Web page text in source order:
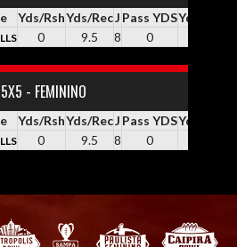
Yds/RshYds/RecJ Pass YDSYds / Pass
0 9.5 8 0
- FEMININO
Yds/RshYds/RecJ Pass YDSYds / Pass
0 9.5 8 0